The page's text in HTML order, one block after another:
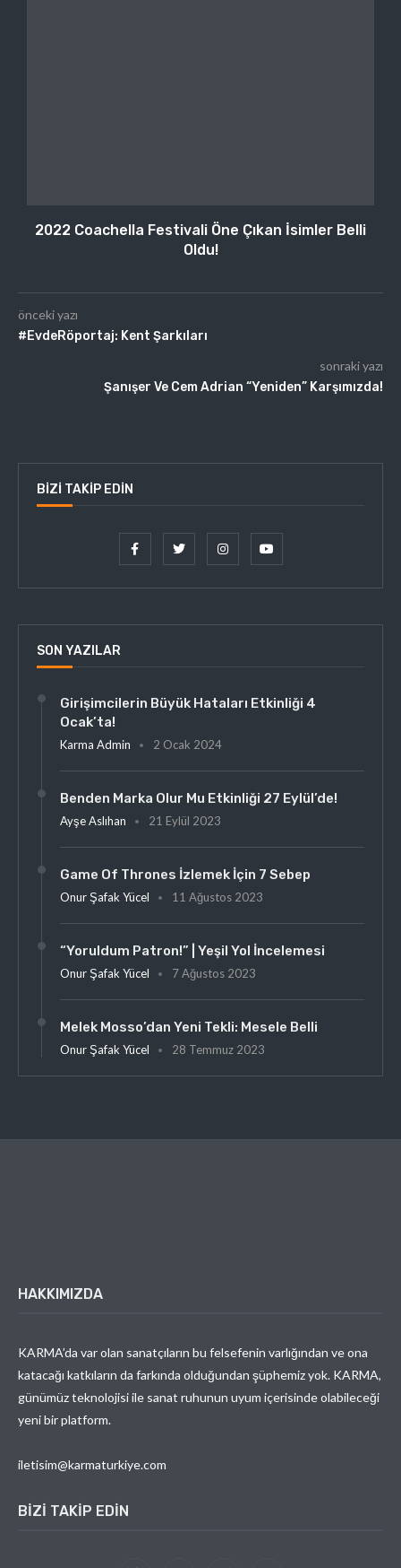
2022 Coachella Festivali Öne Çıkan İsimler Belli
Oldu!
önceki yazı
#EvdeRöportaj: Kent Şarkıları
sonraki yazı
Şanışer Ve Cem Adrian “Yeniden” Karşımızda!
BIZI TAKIP EDIN
SON YAZILAR
Girişimcilerin Büyük Hataları Etkinliği 4
Ocak’ta!
Karma Admin 2 Ocak 2024
Benden Marka Olur Mu Etkinliği 27 Eylül’de!
Ayşe Aslıhan 21 Eylül 2023
Game Of Thrones İzlemek İçin 7 Sebep
Onur Şafak Yücel 11 Ağustos 2023
“Yoruldum Patron!” | Yeşil Yol İncelemesi
Onur Şafak Yücel 7 Ağustos 2023
Melek Mosso’dan Yeni Tekli: Mesele Belli
Onur Şafak Yücel 28 Temmuz 2023
HAKKIMIZDA
KARMA’da var olan sanatçıların bu felsefenin varlığından ve ona
katacağı katkıların da farkında olduğundan şüphemiz yok. KARMA,
günümüz teknolojisi ile sanat ruhunun uyum içerisinde olabileceği
yeni bir platform.
iletisim@karmaturkiye.com
BIZI TAKIP EDIN